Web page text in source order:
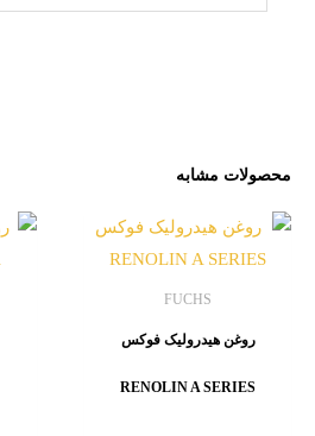
محصولات مشابه
FUCHS
روغن هیدرولیک فوکس
RENOLIN A SERIES